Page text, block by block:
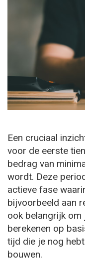
Een cruciaal
voor de eerste
bedrag van
wordt. Deze
actieve fase
bijvoorbeeld aan
ook belangrijk om
berekenen op
tijd die je nog
bouwen.